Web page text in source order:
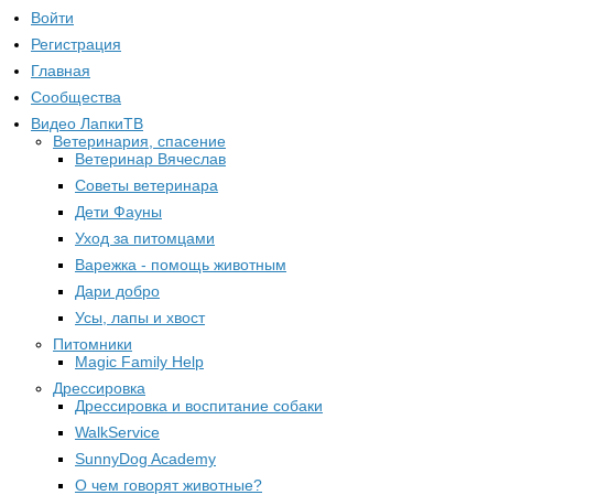
Войти
Регистрация
Главная
Сообщества
Видео ЛапкиТВ
Ветеринария, спасение
Ветеринар Вячеслав
Советы ветеринара
Дети Фауны
Уход за питомцами
Варежка - помощь животным
Дари добро
Усы, лапы и хвост
Питомники
Magic Family Help
Дрессировка
Дрессировка и воспитание собаки
WalkService
SunnyDog Academy
О чем говорят животные?